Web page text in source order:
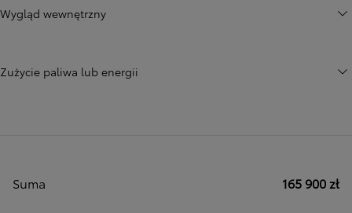
Wygląd wewnętrzny
Zużycie paliwa lub energii
Suma 165 900 zł